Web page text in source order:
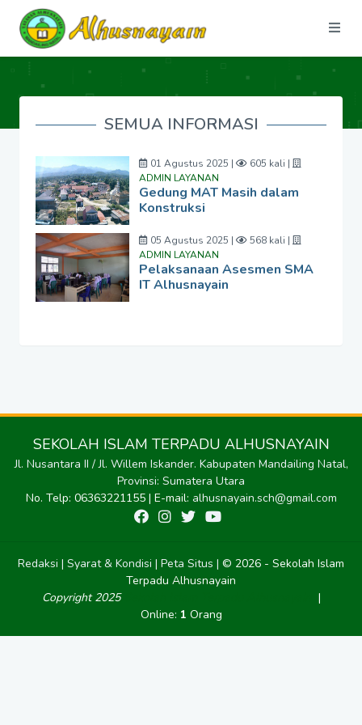
SEMUA INFORMASI
01 Agustus 2025 |
605 kali |
ADMIN LAYANAN
Gedung MAT Masih dalam
Konstruksi
05 Agustus 2025 |
568 kali |
ADMIN LAYANAN
Pelaksanaan Asesmen SMA
IT Alhusnayain
SEKOLAH ISLAM TERPADU ALHUSNAYAIN
Jl. Nusantara II / Jl. Willem Iskander. Kabupaten Mandailing Natal,
Provinsi: Sumatera Utara
No. Telp: 06363221155 | E-mail: alhusnayain.sch@gmail.com
Redaksi | Syarat & Kondisi | Peta Situs | © 2026 - Sekolah Islam
Terpadu Alhusnayain
Copyright2025Sekolah Islam Terpadu Alhusnayain |
Online: 1 Orang